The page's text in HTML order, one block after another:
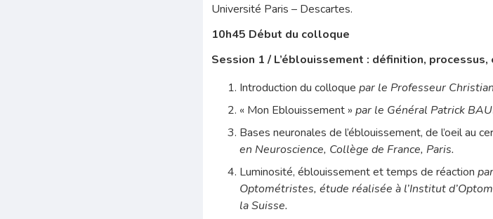
Université Paris – Descartes.
10h45 Début du colloque
Session 1 / L’éblouissement : définition, processus,
Introduction du colloquepar le Professeur
« Mon Eblouissement »par le Général Patrick
Bases neuronales de l’éblouissement, de l’oeil au
en Neuroscience, Collège de France, Paris.
Luminosité, éblouissement et temps de réaction
Optométristes, étude réalisée à l’Institut
la Suisse.